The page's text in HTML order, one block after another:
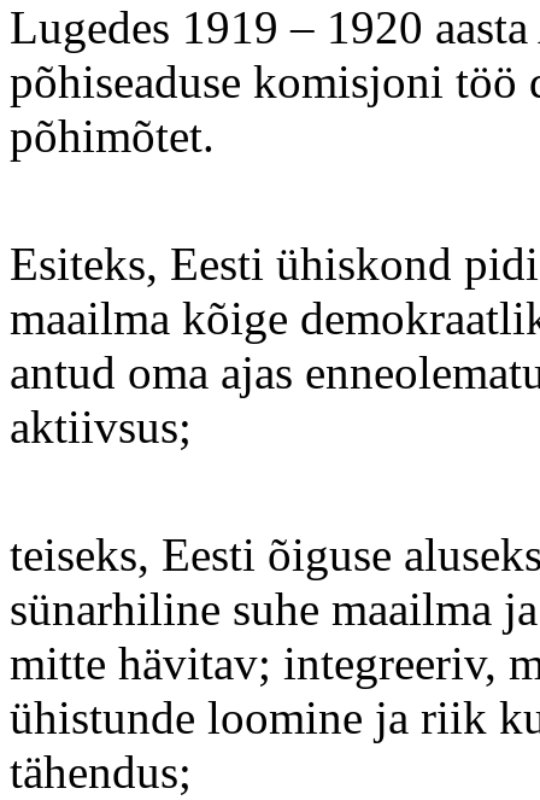
Lugedes 1919 – 1920
põhiseaduse komisjoni töö
põhimõtet.
Esiteks, Eesti ühiskond
maailma kõige
antud oma ajas
aktiivsus;
teiseks, Eesti õiguse
sünarhiline suhe maailma
mitte hävitav; integreeriv,
ühistunde loomine ja riik
tähendus;